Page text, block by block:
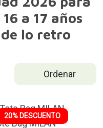
a 17 años
lo retro
Ordenar
20% DESCUENTO
Bag MILAN